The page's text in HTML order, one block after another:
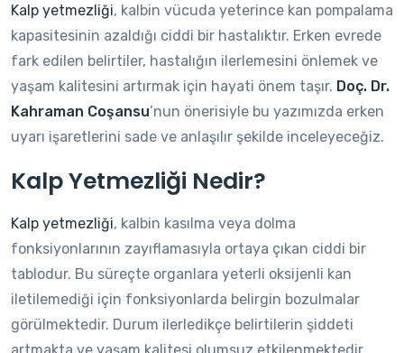
Kalp yetmezliği, kalbin vücuda yeterince kan pompalama
kapasitesinin azaldığı ciddi bir hastalıktır. Erken evrede
fark edilen belirtiler, hastalığın ilerlemesini önlemek ve
yaşam kalitesini artırmak için hayati önem taşır. Doç. Dr.
Kahraman Coşansu’nun önerisiyle bu yazımızda erken
uyarı işaretlerini sade ve anlaşılır şekilde inceleyeceğiz.
Kalp Yetmezliği Nedir?
Kalp yetmezliği, kalbin kasılma veya dolma
fonksiyonlarının zayıflamasıyla ortaya çıkan ciddi bir
tablodur. Bu süreçte organlara yeterli oksijenli kan
iletilemediği için fonksiyonlarda belirgin bozulmalar
görülmektedir. Durum ilerledikçe belirtilerin şiddeti